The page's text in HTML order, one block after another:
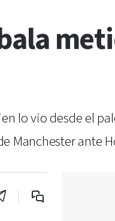
lo vio desde el
Manchester ante